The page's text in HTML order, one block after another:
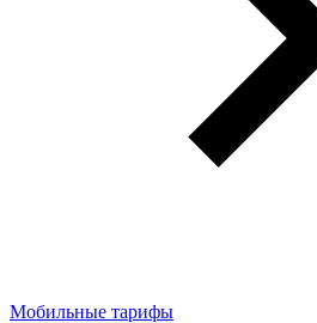
Мобильные тарифы